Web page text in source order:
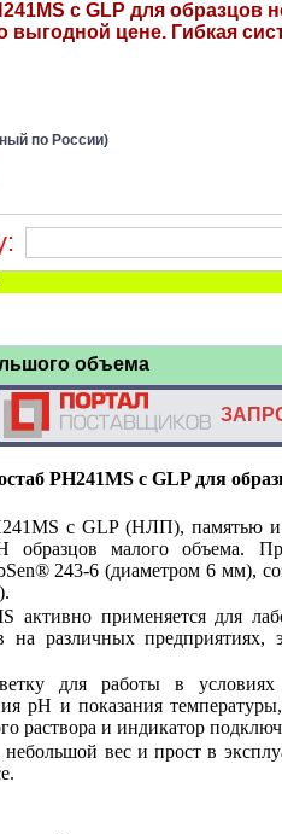
с GLP для образцов
выгодной цене. Гибкая
по России)
объема
PH241MS с GLP для
с GLP (НЛП), памятью и
образцов малого объема.
243-6 (диаметром 6 мм),
активно применяется для
на различных предприятиях,
для работы в
рН и показания
раствора и индикатор
вес и прост в